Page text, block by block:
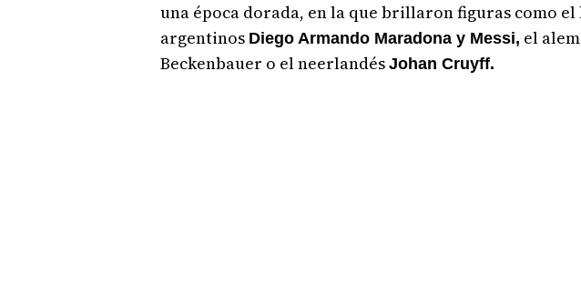
una época dorada, en la que brillaron figuras como
argentinos Diego Armando Maradona y Messi, el
Beckenbauer o el neerlandés Johan Cruyff.